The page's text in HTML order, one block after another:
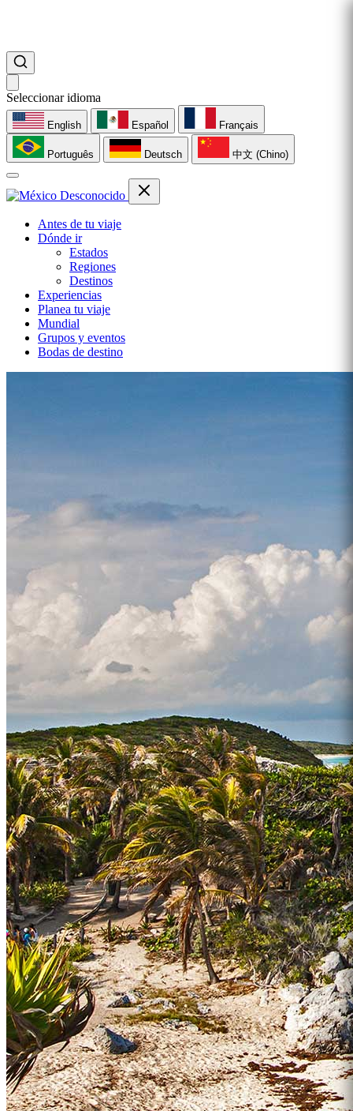
Seleccionar idioma
English Español Français
Português Deutsch 中文 (Chino)
Antes de tu viaje
Dónde ir
Estados
Regiones
Destinos
Experiencias
Planea tu viaje
Mundial
Grupos y eventos
Bodas de destino